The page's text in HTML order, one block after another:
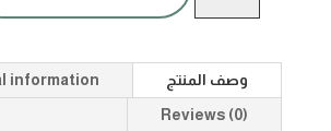
quantity
وصف المنتج
information
Reviews (0)